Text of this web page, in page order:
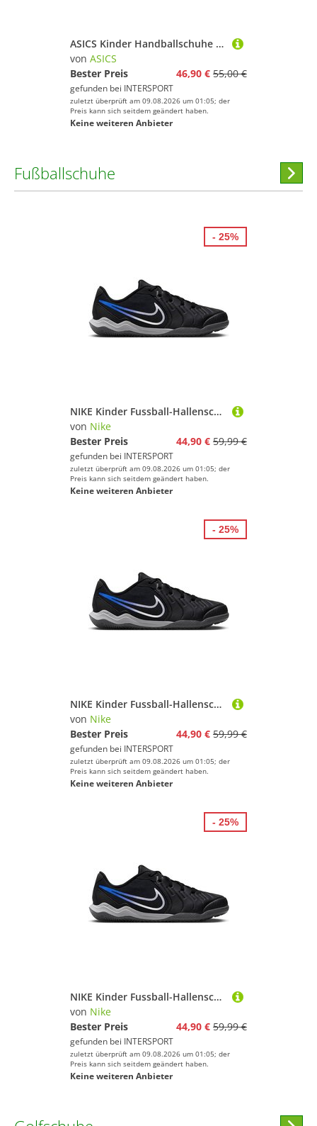
ASICS Kinder Handballschuhe UPCOURT 6 GS
von ASICS
Bester Preis
46,90 € 55,00 €
gefunden bei INTERSPORT
zuletzt überprüft am 09.08.2026 um 01:05; der
Preis kann sich seitdem geändert haben.
Keine weiteren Anbieter
Fußballschuhe
NIKE Kinder Fussball-Hallenschuhe JR LEGEND 10 ACADEMY IC
von Nike
Bester Preis
44,90 € 59,99 €
gefunden bei INTERSPORT
zuletzt überprüft am 09.08.2026 um 01:05; der
Preis kann sich seitdem geändert haben.
Keine weiteren Anbieter
- 25%
NIKE Kinder Fussball-Hallenschuhe JR LEGEND 10 ACADEMY IC
von Nike
Bester Preis
44,90 € 59,99 €
gefunden bei INTERSPORT
zuletzt überprüft am 09.08.2026 um 01:05; der
Preis kann sich seitdem geändert haben.
Keine weiteren Anbieter
- 25%
NIKE Kinder Fussball-Hallenschuhe JR LEGEND 10 ACADEMY IC
von Nike
Bester Preis
44,90 € 59,99 €
gefunden bei INTERSPORT
zuletzt überprüft am 09.08.2026 um 01:05; der
Preis kann sich seitdem geändert haben.
Keine weiteren Anbieter
- 25%